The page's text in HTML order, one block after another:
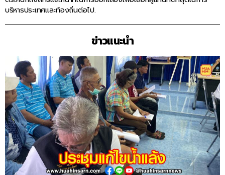
บริหารประเทศและท้องถิ่นต่อไป.
ข่าวแนะนำ